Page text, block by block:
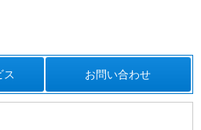
ス お問い合わせ